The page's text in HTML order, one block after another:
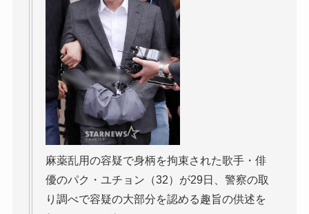
麻薬乱用の容疑で身柄を拘束された歌手・俳
優のパク・ユチョン（32）が29日、警察の取
り調べで容疑の大部分を認める趣旨の供述を